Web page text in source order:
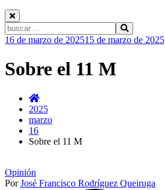
Buscar:
Ir
contenido
16 de marzo de 202515 de marzo de 2025
Sobre el 11 M
2025
marzo
16
Sobre el 11 M
Opinión
PorJosé Francisco Rodríguez Queiruga